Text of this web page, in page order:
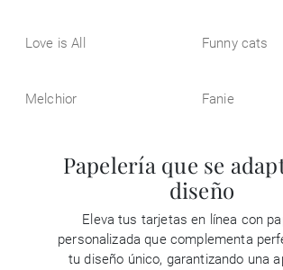
Love is All Funny cats
Melchior Fanie
Papelería que se
diseño
Eleva tus tarjetas en línea con
personalizada que complementa
tu diseño único, garantizando una